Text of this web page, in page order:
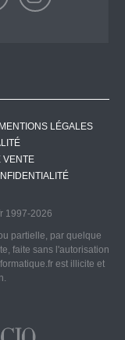
MENTIONS LÉGALES
VENTE
1997-2026
partielle, par quelque
faite sans l'autorisation
est illicite et